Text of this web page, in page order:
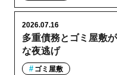
多重債務とゴミ屋敷
な夜逃げ
2026.07.16
ゴミ屋敷